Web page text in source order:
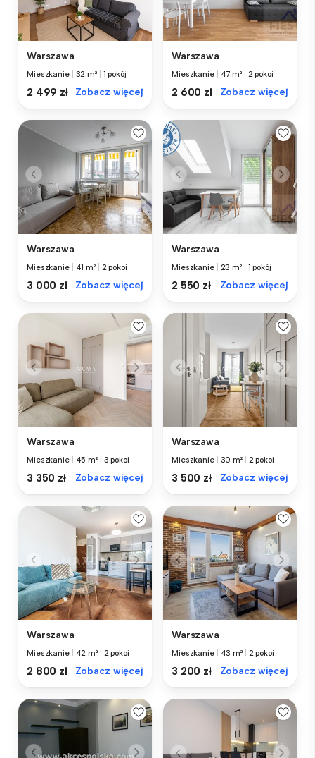
Warszawa
Mieszkanie 32 m² 1 pokój
2 499 zł Zobacz więcej
Warszawa
Mieszkanie 47 m² 2 pokoi
2 600 zł Zobacz więcej
Warszawa
Mieszkanie 41 m² 2 pokoi
3 000 zł Zobacz więcej
Warszawa
Mieszkanie 23 m² 1 pokój
2 550 zł Zobacz więcej
Warszawa
Mieszkanie 45 m² 3 pokoi
3 350 zł Zobacz więcej
Warszawa
Mieszkanie 30 m² 2 pokoi
3 500 zł Zobacz więcej
Warszawa
Mieszkanie 42 m² 2 pokoi
2 800 zł Zobacz więcej
Warszawa
Mieszkanie 43 m² 2 pokoi
3 200 zł Zobacz więcej